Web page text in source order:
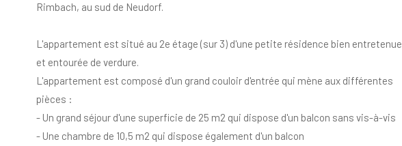
Rimbach, au sud de Neudorf.
L'appartement est situé au 2e étage (sur 3) d'une petite résidence bien entretenue
et entourée de verdure.
L'appartement est composé d'un grand couloir d'entrée qui mène aux différentes
pièces :
- Un grand séjour d'une superficie de 25 m2 qui dispose d'un balcon sans vis-à-vis
- Une chambre de 10,5 m2 qui dispose également d'un balcon